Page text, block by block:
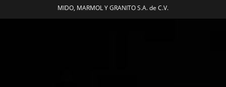
MIDO, MARMOL Y GRANITO S.A. de C.V.